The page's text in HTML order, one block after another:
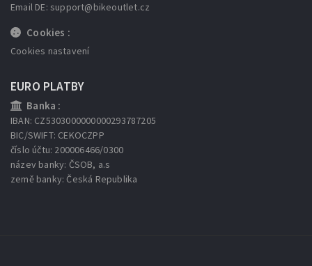
Email DE: support@bikeoutlet.cz
Cookies :
Cookies nastavení
EURO PLATBY
Banka :
IBAN: CZ5303000000000293787205
BIC/SWIFT: CEKOCZPP
číslo účtu: 200006466/0300
název banky: ČSOB, a.s
země banky: Česká Republika